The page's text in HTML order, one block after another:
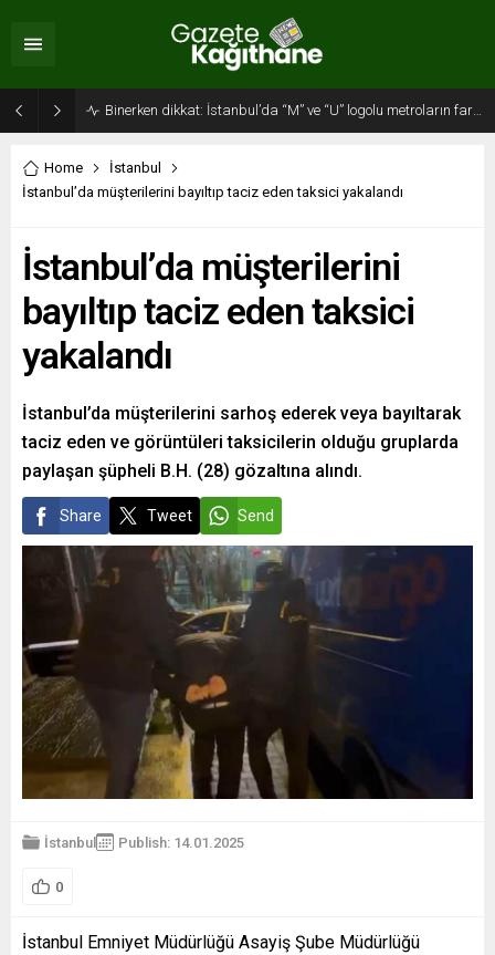
Home
İstanbul
İstanbul’da müşterilerini bayıltıp taciz eden taksici yakalandı
İstanbul’da müşterilerini
bayıltıp taciz eden taksici
yakalandı
İstanbul’da müşterilerini sarhoş ederek veya bayıltarak
taciz eden ve görüntüleri taksicilerin olduğu gruplarda
paylaşan şüpheli B.H. (28) gözaltına alındı.
Share Tweet Send
İstanbul Publish: 14.01.2025
0
İstanbul Emniyet Müdürlüğü Asayiş Şube Müdürlüğü